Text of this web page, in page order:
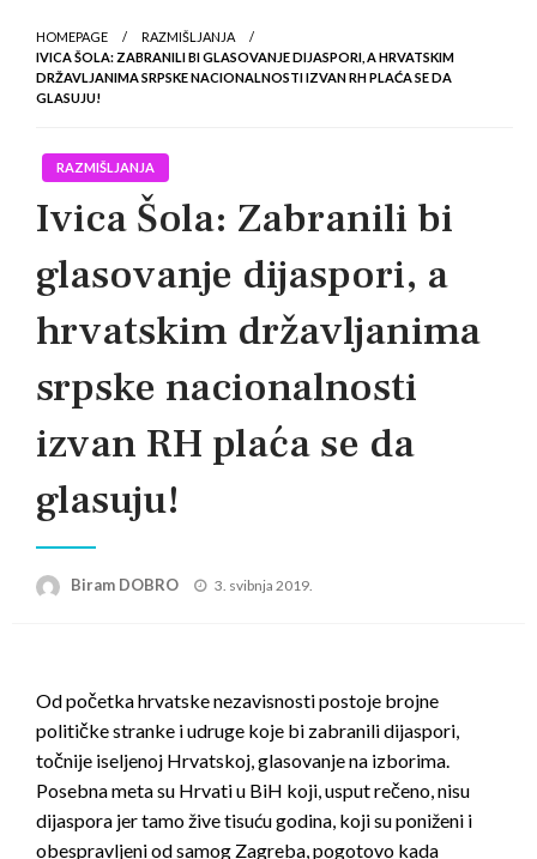
HOMEPAGE
RAZMIŠLJANJA
IVICA ŠOLA: ZABRANILI BI GLASOVANJE DIJASPORI, A HRVATSKIM
DRŽAVLJANIMA SRPSKE NACIONALNOSTI IZVAN RH PLAĆA SE DA
GLASUJU!
RAZMIŠLJANJA
Ivica Šola: Zabranili bi
glasovanje dijaspori, a
hrvatskim državljanima
srpske nacionalnosti
izvan RH plaća se da
glasuju!
Biram DOBRO
Posted
3. svibnja 2019.
Od početka hrvatske nezavisnosti postoje brojne
političke stranke i udruge koje bi zabranili dijaspori,
točnije iseljenoj Hrvatskoj, glasovanje na izborima.
Posebna meta su Hrvati u BiH koji, usput rečeno, nisu
dijaspora jer tamo žive tisuću godina, koji su poniženi i
obespravljeni od samog Zagreba, pogotovo kada